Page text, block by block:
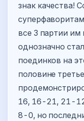
знак качества!
все 3 партии им
однозначно
поединков на
половине
16, 16-21, 21-
8-0, но